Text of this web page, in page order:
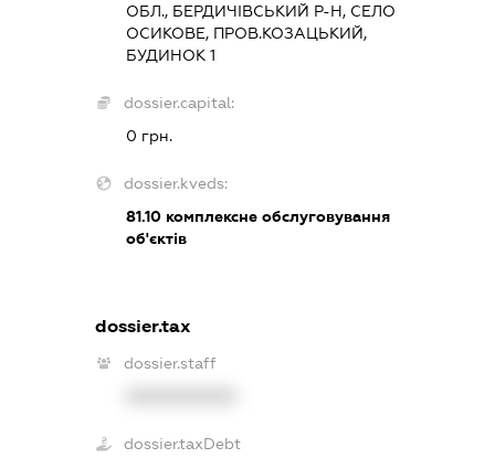
ОБЛ., БЕРДИЧІВСЬКИЙ Р-Н, СЕЛО
ОСИКОВЕ, ПРОВ.КОЗАЦЬКИЙ,
БУДИНОК 1
dossier.capital:
0 грн.
dossier.kveds:
81.10комплексне обслуговування
об'єктів
dossier.tax
dossier.staff
dossier.taxDebt